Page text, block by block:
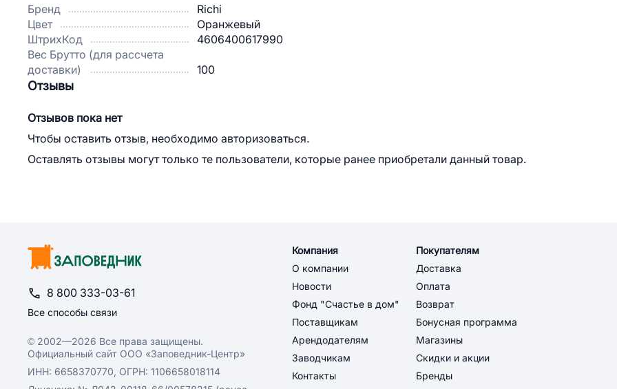
Бренд
Richi
Цвет
Оранжевый
ШтрихКод
4606400617990
Вес Брутто (для рассчета
доставки)
100
Отзывы
Отзывов пока нет
Чтобы оставить отзыв, необходимо авторизоваться.
Оставлять отзывы могут только те пользователи, которые ранее приобретали данный товар.
8 800 333-03-61
Все способы связи
© 2002—2026 Все права защищены.
Официальный сайт ООО «Заповедник-Центр»
ИНН: 6658370770, ОГРН: 1106658018114
Компания
О компании
Новости
Фонд "Счастье в дом"
Поставщикам
Арендодателям
Заводчикам
Контакты
Покупателям
Доставка
Оплата
Возврат
Бонусная программа
Магазины
Скидки и акции
Бренды